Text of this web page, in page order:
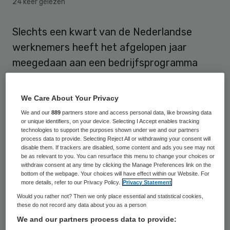
Slechts een kwart van de Nederlandse
werknemers heeft het afgelopen jaar
meegedaan aan een bedrijfsprogramma
gezondheid. Dat blijkt uit onderzoek van
HR-adviesbureau Willis Towers Watson.
Volgens bijna 90 procent van de
werkgevers kan het verbeteren van de
gezondheid bijdragen aan de productiviteit
binnen de organisatie. Oorzaak voor het
gebrek aan enthousiasme voor
gezondheids- en
productiviteitsprogramma’s is volgens ruim
We Care About Your Privacy
We and our889 partners store and access personal data, like browsing data
or unique identifiers, on your device. Selecting I Accept enables tracking
technologies to support the purposes shown under we and our partners
process data to provide. Selecting Reject All or withdrawing your consent will
disable them. If trackers are disabled, some content and ads you see may not
be as relevant to you. You can resurface this menu to change your choices or
withdraw consent at any time by clicking the Manage Preferences link on the
bottom of the webpage. Your choices will have effect within our Website. For
more details, refer to our Privacy Policy.
Privacy Statement
Would you rather not? Then we only place essential and statistical cookies,
these do not record any data about you as a person
We and our partners process data to provide: